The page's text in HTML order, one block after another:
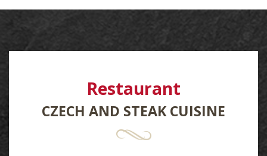
Restaurant
CZECH AND STEAK CUISINE